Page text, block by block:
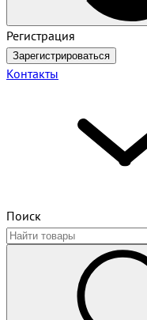
Регистрация
Зарегистрироваться
Контакты
Поиск